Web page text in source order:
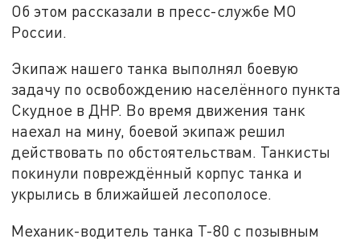
Об этом рассказали в пресс-службе МО
России.
Экипаж нашего танка выполнял боевую
задачу по освобождению населённого пункта
Скудное в ДНР. Во время движения танк
наехал на мину, боевой экипаж решил
действовать по обстоятельствам. Танкисты
покинули повреждённый корпус танка и
укрылись в ближайшей лесополосе.
Механик-водитель танка Т-80 с позывным